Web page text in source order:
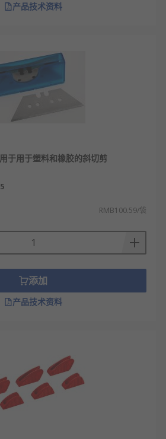
产品技术资料
于用于塑料和橡胶的斜切剪
RMB100.59/袋
添加
产品技术资料